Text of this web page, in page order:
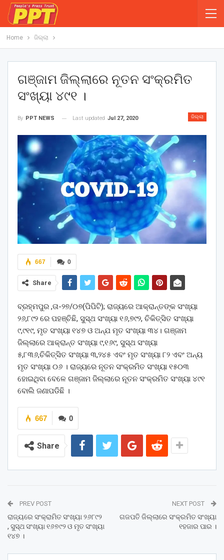
Home ଜିଲ୍ଲା
ଗଞ୍ଜାମ ଜିଲ୍ଲାରେ ନୂତନ ସଂକ୍ରମିତ
ସଂଖ୍ୟା ୪୯୧ ।
ଜିଲ୍ଲା
By PPT NEWS Last updated Jul 27, 2020
0
667
Share
ବ୍ରହ୍ମପୁର ,ତା-୨୭/୦୭(ପିପିଟି); ରାଜ୍ୟରେ ଆକ୍ରାନ୍ତଙ୍କ ସଂଖ୍ୟା
୨୬,୮୯୨ ରେ ପହଞ୍ଚିଛି, ସୁସ୍ଥ ସଂଖ୍ୟା ୧୬,୭୯୨, ଚିକିତ୍ସିତ ସଂଖ୍ୟା
୯,୯୧୯, ମୃତ ସଂଖ୍ୟା ୧୪୭ ଓ ଅନ୍ଯ ମୃତ ସଂଖ୍ୟା ୩୪। ଗଞ୍ଜାମ
ଜିଲ୍ଲାରେ ଆକ୍ରାନ୍ତ ସଂଖ୍ୟା ୯,୧୬୯, ସୁସ୍ଥ ସଂଖ୍ୟା
୫,୮୩୬,ଚିକିତ୍ସିତ ସଂଖ୍ୟା ୩,୨୪୫ ଏବଂ ମୃତ ସଂଖ୍ୟା ୮୨ ଏବଂ ଅନ୍ୟ
ମୃତ ସଂଖ୍ୟା ୦୬ । ରାଜ୍ୟରେ ନୂତନ ସଂକ୍ରମିତ ସଂଖ୍ୟା ୧୫୦୩
ହୋଇଥିବା ବେଳେ ଗଞ୍ଜାମ ଜିଲ୍ଲାରେ ନୂତନ ସଂକ୍ରମିତ ସଂଖ୍ୟା ୪୯୧
ବୋଲି ଜଣାପଡିଛି ।
0
667
Share
PREV POST
ରାଜ୍ୟରେ ସଂକ୍ରାମିତ ସଂଖ୍ୟା ୨୬୮୯୨
, ସୁସ୍ଥ ସଂଖ୍ୟା ୧୬୭୯୨ ଓ ମୃତ ସଂଖ୍ୟା
୧୪୭ ।
NEXT POST
ଗଜପତି ଜିଲ୍ଲାରେ ସଂକ୍ରମିତ ସଂଖ୍ୟା
୧ହଜାର ପାର ।